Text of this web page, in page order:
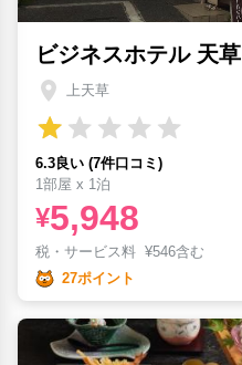
ビジネスホテル 天草
上天草
6.3良い (7件口コミ)
1部屋 x 1泊
¥5,948
税・サービス料 ¥546含む
27ポイント